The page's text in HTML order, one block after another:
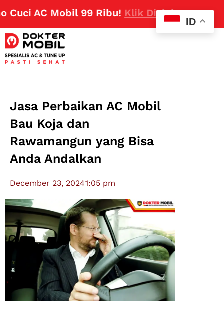
AC Mobil 99 Ribu!Klik Disini
Jasa Perbaikan AC Mobil
Bau Koja dan
Rawamangun yang Bisa
Anda Andalkan
December 23, 20241:05 pm
ID